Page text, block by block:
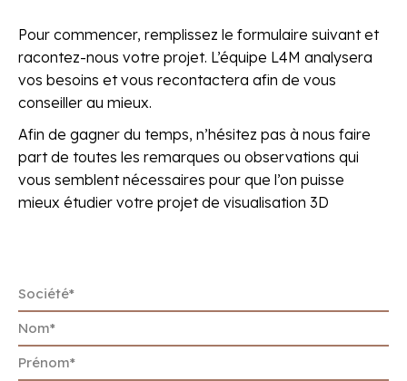
Pour commencer, remplissez le formulaire suivant et
racontez-nous votre projet. L’équipe L4M analysera
vos besoins et vous recontactera afin de vous
conseiller au mieux.
Afin de gagner du temps, n’hésitez pas à nous faire
part de toutes les remarques ou observations qui
vous semblent nécessaires pour que l’on puisse
mieux étudier votre projet de visualisation 3D